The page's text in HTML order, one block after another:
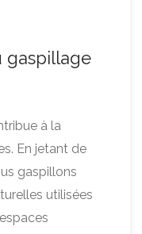
gaspillage
à la
En jetant de
gaspillons
utilisées